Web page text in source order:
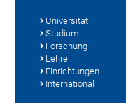
Universität
Studium
Forschung
Lehre
Einrichtungen
International